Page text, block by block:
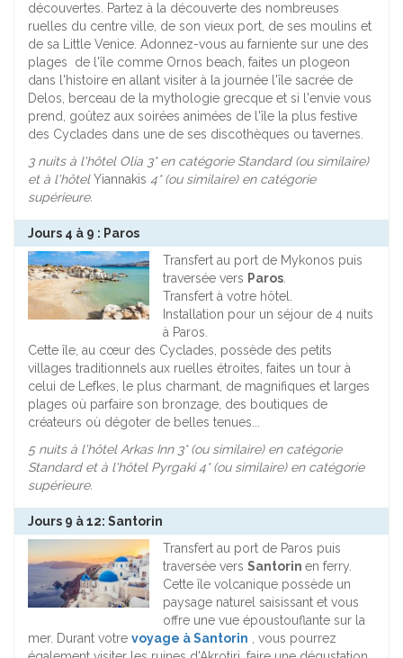
découvertes. Partez à la découverte des nombreuses
ruelles du centre ville, de son vieux port, de ses moulins et
de sa Little Venice. Adonnez-vous au farniente sur une des
plages de l'île comme Ornos beach, faites un plogeon
dans l'histoire en allant visiter à la journée l'île sacrée de
Delos, berceau de la mythologie grecque et si l'envie vous
prend, goûtez aux soirées animées de l'île la plus festive
des Cyclades dans une de ses discothèques ou tavernes.
3 nuits à l'hôtel Olia 3* en catégorie Standard (ou similaire)
et à l'hôtelYiannakis 4* (ou similaire) en catégorie
supérieure.
Jours 4 à 9 : Paros
Transfert au port de Mykonos puis
traversée vers Paros.
Transfert à votre hôtel.
Installation pour un séjour de 4 nuits
à Paros.
Cette île, au cœur des Cyclades, possède des petits
villages traditionnels aux ruelles étroites, faites un tour à
celui de Lefkes, le plus charmant, de magnifiques et larges
plages où parfaire son bronzage, des boutiques de
créateurs où dégoter de belles tenues...
5 nuits à l'hôtel Arkas Inn 3* (ou similaire) en catégorie
Standard et à l'hôtel Pyrgaki4* (ou similaire) en catégorie
supérieure.
Jours 9 à 12: Santorin
Transfert au port de Paros puis
traversée versSantorinen ferry.
Cette île volcanique possède un
paysage naturel saisissant et vous
offre une vue époustouflante sur la
mer. Durant votre voyage à Santorin , vous pourrez